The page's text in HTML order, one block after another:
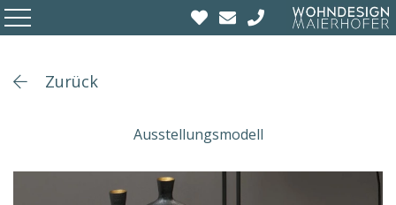
Zurück
Ausstellungsmodell